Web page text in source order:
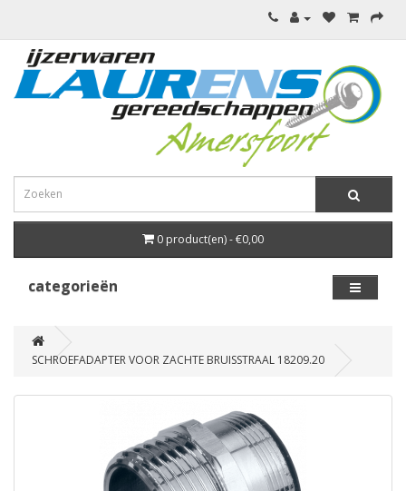
0 product(en) - €0,00
categorieën
SCHROEFADAPTER VOOR ZACHTE BRUISSTRAAL 18209.20